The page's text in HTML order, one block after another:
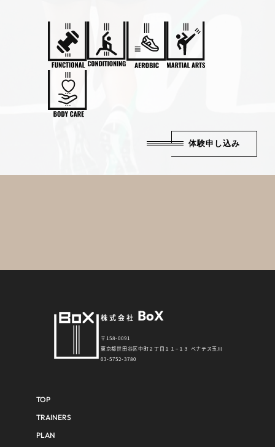
体験申し込み
株式会社 BoX
〒158-0091
東京都世田谷区中町２丁目１１−１３ ペナテス玉川
03-5752-3780
TOP
TRAINERS
PLAN